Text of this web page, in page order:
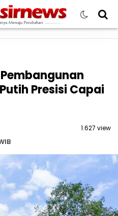
Presisi Capai
1.627 view